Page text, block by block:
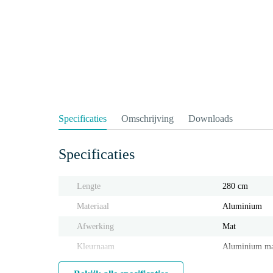
Specificaties Omschrijving Downloads
Specificaties
Lengte 280 cm
Materiaal Aluminium
Afwerking Mat
Kleurnaam Aluminium